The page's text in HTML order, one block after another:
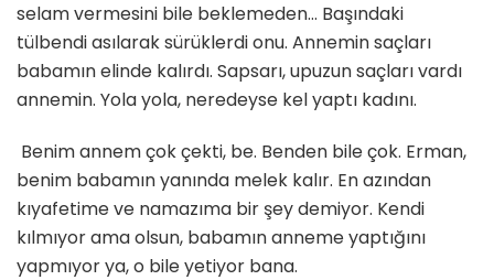
selam vermesini bile beklemeden… Başındaki
tülbendi asılarak sürüklerdi onu. Annemin saçları
babamın elinde kalırdı. Sapsarı, upuzun saçları vardı
annemin. Yola yola, neredeyse kel yaptı kadını.
Benim annem çok çekti, be. Benden bile çok. Erman,
benim babamın yanında melek kalır. En azından
kıyafetime ve namazıma bir şey demiyor. Kendi
kılmıyor ama olsun, babamın anneme yaptığını
yapmıyor ya, o bile yetiyor bana.